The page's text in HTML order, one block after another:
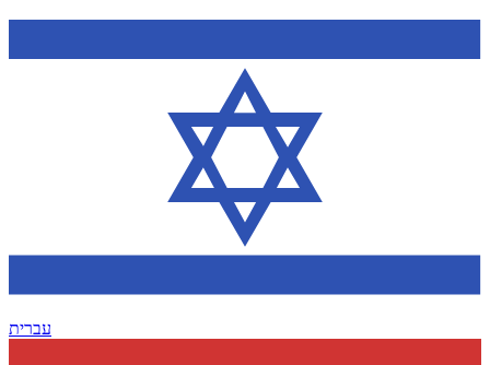
עברית